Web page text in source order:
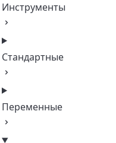
Инструменты
Стандартные
Переменные